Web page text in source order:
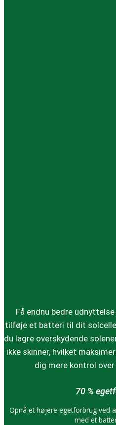
Få endnu bedre
tilføje et batteri til dit
du lagre overskydende
ikke skinner, hvilket
dig mere kontrol
70 %
Opnå et højere egetforbrug ved
med et